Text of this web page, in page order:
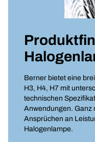
Berner bietet eine
H3, H4, H7 mit
technischen
Anwendungen. Ganz
Ansprüchen an
Halogenlampe.